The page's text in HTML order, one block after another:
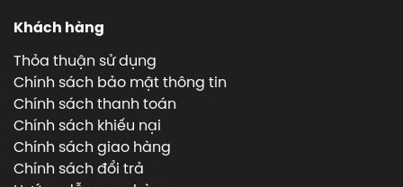
Khách hàng
Thỏa thuận sử dụng
Chính sách bảo mật thông tin
Chính sách thanh toán
Chính sách khiếu nại
Chính sách giao hàng
Chính sách đổi trả